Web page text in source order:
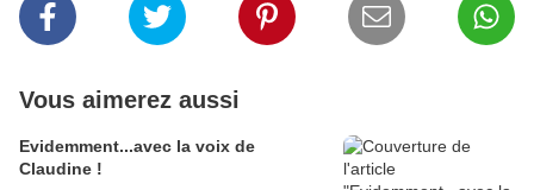
Vous aimerez aussi
Evidemment...avec la voix de
Claudine !